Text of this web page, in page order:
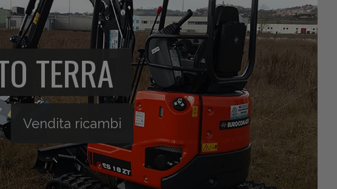
TERRA
Vendita ricambi